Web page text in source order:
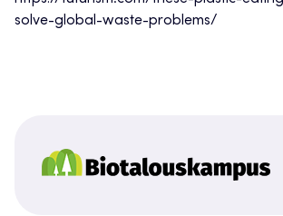
solve-global-waste-problems/